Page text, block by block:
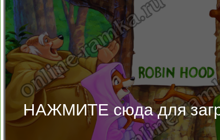
НАЖМИТЕ сюда для